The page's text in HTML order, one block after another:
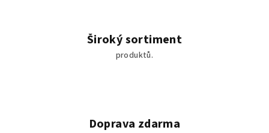
Široký sortiment
produktů.
Doprava zdarma